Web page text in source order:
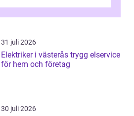
31 juli 2026
Elektriker i västerås trygg elservice
för hem och företag
30 juli 2026